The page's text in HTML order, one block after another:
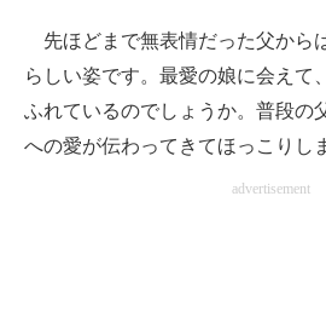
先ほどまで無表情だった父から
らしい姿です。最愛の娘に会えて
ふれているのでしょうか。普段の
への愛が伝わってきてほっこりし
advertisement